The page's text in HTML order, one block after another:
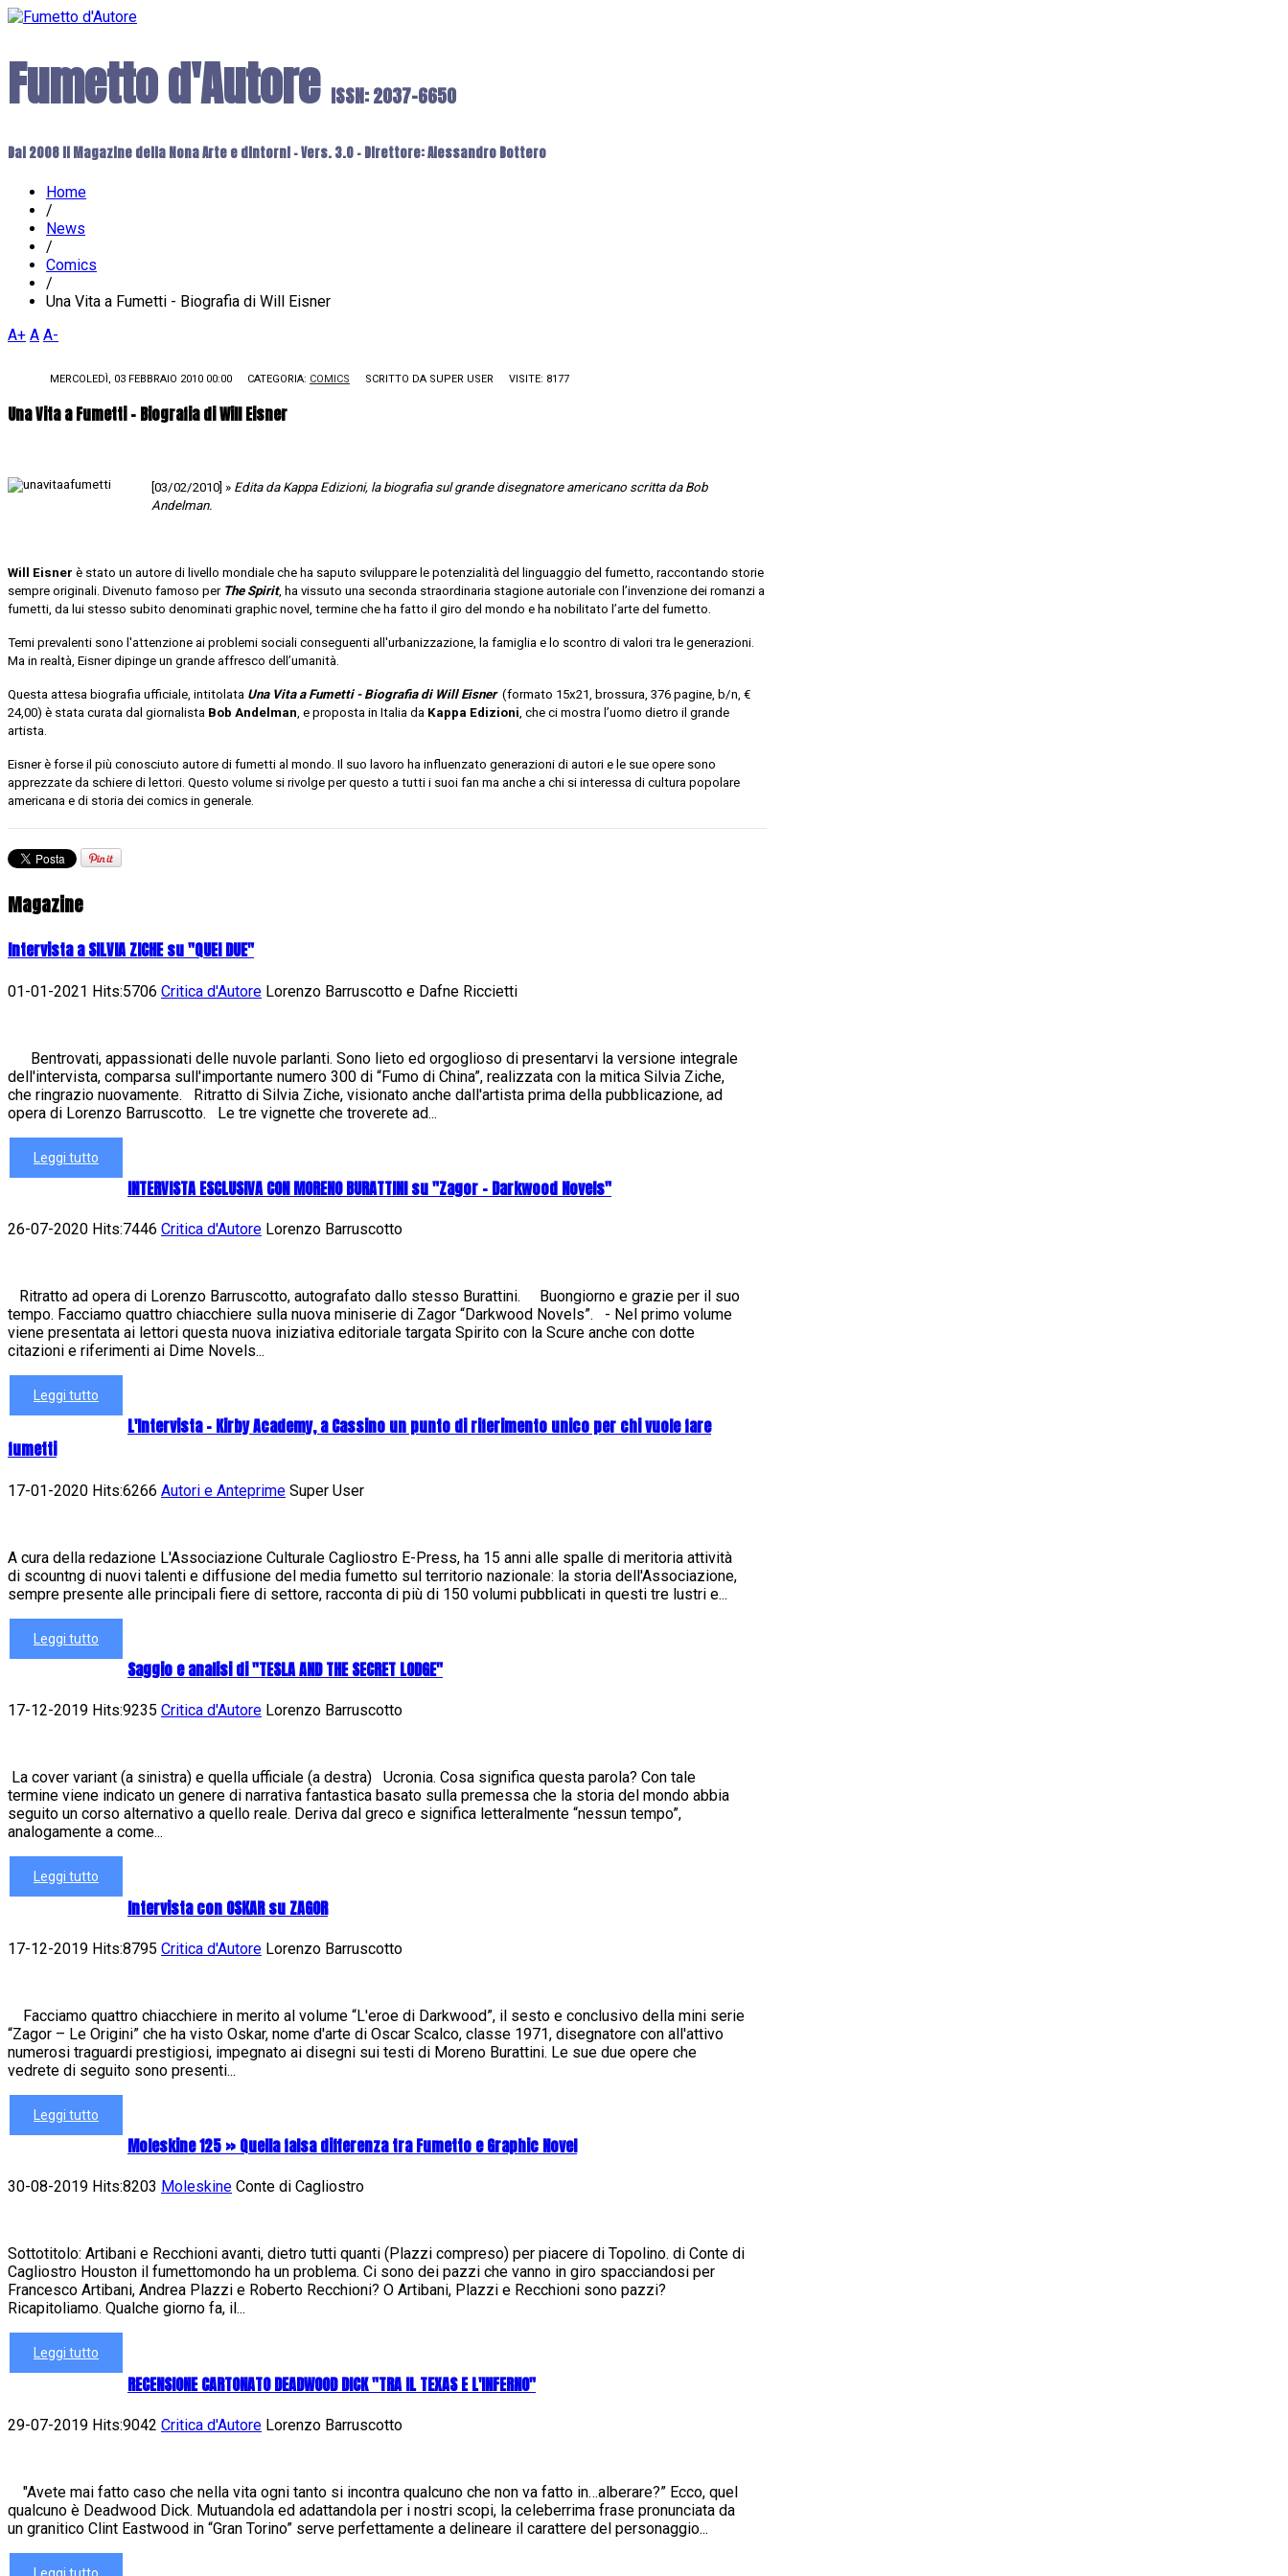
Fumetto d'Autore ISSN: 2037-6650
Dal 2008 il Magazine della Nona Arte e dintorni - Vers. 3.0 - Direttore: Alessandro Bottero
Home
/
News
/
Comics
/
Una Vita a Fumetti - Biografia di Will Eisner
A+ A A-
MERCOLEDÌ, 03 FEBBRAIO 2010 00:00 CATEGORIA: COMICS SCRITTO DA SUPER USER VISITE: 8177
Una Vita a Fumetti - Biografia di Will Eisner
[03/02/2010] » Edita da Kappa Edizioni, la biografia sul grande disegnatore americano scritta da Bob
Andelman.
Will Eisner è stato un autore di livello mondiale che ha saputo sviluppare le potenzialità del linguaggio del fumetto, raccontando storie
sempre originali. Divenuto famoso per The Spirit, ha vissuto una seconda straordinaria stagione autoriale con l’invenzione dei romanzi a
fumetti, da lui stesso subito denominati graphic novel, termine che ha fatto il giro del mondo e ha nobilitato l’arte del fumetto.
Temi prevalenti sono l'attenzione ai problemi sociali conseguenti all'urbanizzazione, la famiglia e lo scontro di valori tra le generazioni.
Ma in realtà, Eisner dipinge un grande affresco dell’umanità.
Questa attesa biografia ufficiale, intitolata Una Vita a Fumetti - Biografia di Will Eisner(formato 15x21, brossura, 376 pagine, b/n, €
24,00) è stata curata dal giornalista Bob Andelman, e proposta in Italia da Kappa Edizioni, che ci mostra l’uomo dietro il grande
artista.
Eisner è forse il più conosciuto autore di fumetti al mondo. Il suo lavoro ha influenzato generazioni di autori e le sue opere sono
apprezzate da schiere di lettori. Questo volume si rivolge per questo a tutti i suoi fan ma anche a chi si interessa di cultura popolare
americana e di storia dei comics in generale.
Magazine
Intervista a SILVIA ZICHE su "QUEI DUE"
01-01-2021 Hits:5706 Critica d'Autore Lorenzo Barruscotto e Dafne Riccietti
Bentrovati, appassionati delle nuvole parlanti. Sono lieto ed orgoglioso di presentarvi la versione integrale
dell'intervista, comparsa sull'importante numero 300 di “Fumo di China”, realizzata con la mitica Silvia Ziche,
che ringrazio nuovamente. Ritratto di Silvia Ziche, visionato anche dall'artista prima della pubblicazione, ad
opera di Lorenzo Barruscotto. Le tre vignette che troverete ad...
Leggi tutto
INTERVISTA ESCLUSIVA CON MORENO BURATTINI su "Zagor - Darkwood Novels"
26-07-2020 Hits:7446 Critica d'Autore Lorenzo Barruscotto
Ritratto ad opera di Lorenzo Barruscotto, autografato dallo stesso Burattini. Buongiorno e grazie per il suo
tempo. Facciamo quattro chiacchiere sulla nuova miniserie di Zagor “Darkwood Novels”. - Nel primo volume
viene presentata ai lettori questa nuova iniziativa editoriale targata Spirito con la Scure anche con dotte
citazioni e riferimenti ai Dime Novels...
Leggi tutto
L'Intervista - Kirby Academy, a Cassino un punto di riferimento unico per chi vuole fare
fumetti
17-01-2020 Hits:6266 Autori e Anteprime Super User
A cura della redazione L'Associazione Culturale Cagliostro E-Press, ha 15 anni alle spalle di meritoria attività
di scountng di nuovi talenti e diffusione del media fumetto sul territorio nazionale: la storia dell'Associazione,
sempre presente alle principali fiere di settore, racconta di più di 150 volumi pubblicati in questi tre lustri e...
Leggi tutto
Saggio e analisi di "TESLA AND THE SECRET LODGE"
17-12-2019 Hits:9235 Critica d'Autore Lorenzo Barruscotto
La cover variant (a sinistra) e quella ufficiale (a destra) Ucronia. Cosa significa questa parola? Con tale
termine viene indicato un genere di narrativa fantastica basato sulla premessa che la storia del mondo abbia
seguito un corso alternativo a quello reale. Deriva dal greco e significa letteralmente “nessun tempo”,
analogamente a come...
Leggi tutto
Intervista con OSKAR su ZAGOR
17-12-2019 Hits:8795 Critica d'Autore Lorenzo Barruscotto
Facciamo quattro chiacchiere in merito al volume “L'eroe di Darkwood”, il sesto e conclusivo della mini serie
“Zagor – Le Origini” che ha visto Oskar, nome d'arte di Oscar Scalco, classe 1971, disegnatore con all'attivo
numerosi traguardi prestigiosi, impegnato ai disegni sui testi di Moreno Burattini. Le sue due opere che
vedrete di seguito sono presenti...
Leggi tutto
Moleskine 125 » Quella falsa differenza tra Fumetto e Graphic Novel
30-08-2019 Hits:8203 Moleskine Conte di Cagliostro
Sottotitolo: Artibani e Recchioni avanti, dietro tutti quanti (Plazzi compreso) per piacere di Topolino. di Conte di
Cagliostro Houston il fumettomondo ha un problema. Ci sono dei pazzi che vanno in giro spacciandosi per
Francesco Artibani, Andrea Plazzi e Roberto Recchioni? O Artibani, Plazzi e Recchioni sono pazzi?
Ricapitoliamo. Qualche giorno fa, il...
Leggi tutto
RECENSIONE CARTONATO DEADWOOD DICK "TRA IL TEXAS E L'INFERNO"
29-07-2019 Hits:9042 Critica d'Autore Lorenzo Barruscotto
"Avete mai fatto caso che nella vita ogni tanto si incontra qualcuno che non va fatto in…alberare?” Ecco, quel
qualcuno è Deadwood Dick. Mutuandola ed adattandola per i nostri scopi, la celeberrima frase pronunciata da
un granitico Clint Eastwood in “Gran Torino” serve perfettamente a delineare il carattere del personaggio...